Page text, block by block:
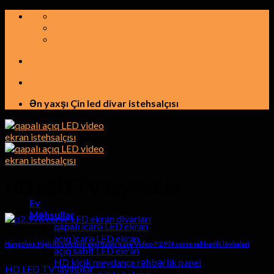
Tərkibindəkinə
Ən yaxşı Çin led divar istehsalçısı
Ev
Məhsullar
qapalı icarə LED ekran
açıq icarə LED ekran
açıq sabit LED ekran
HD kiçik meydança rəhbərlik panel
Hangzhou High Resolution əyri Bağlı icarə Video P2.976 curve rəhbərlik lövhələri
HD LED TV layihələr